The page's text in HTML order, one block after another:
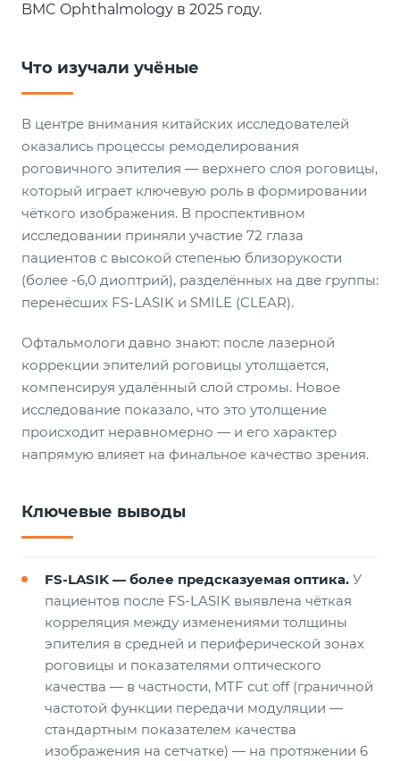
BMC Ophthalmology в 2025 году.
Что изучали учёные
В центре внимания китайских исследователей
оказались процессы ремоделирования
роговичного эпителия — верхнего слоя роговицы,
который играет ключевую роль в формировании
чёткого изображения. В проспективном
исследовании приняли участие 72 глаза
пациентов с высокой степенью близорукости
(более -6,0 диоптрий), разделённых на две группы:
перенёсших FS-LASIK и SMILE (CLEAR).
Офтальмологи давно знают: после лазерной
коррекции эпителий роговицы утолщается,
компенсируя удалённый слой стромы. Новое
исследование показало, что это утолщение
происходит неравномерно — и его характер
напрямую влияет на финальное качество зрения.
Ключевые выводы
FS-LASIK — более предсказуемая оптика. У
пациентов после FS-LASIK выявлена чёткая
корреляция между изменениями толщины
эпителия в средней и периферической зонах
роговицы и показателями оптического
качества — в частности, MTF cut off (граничной
частотой функции передачи модуляции —
стандартным показателем качества
изображения на сетчатке) — на протяжении 6